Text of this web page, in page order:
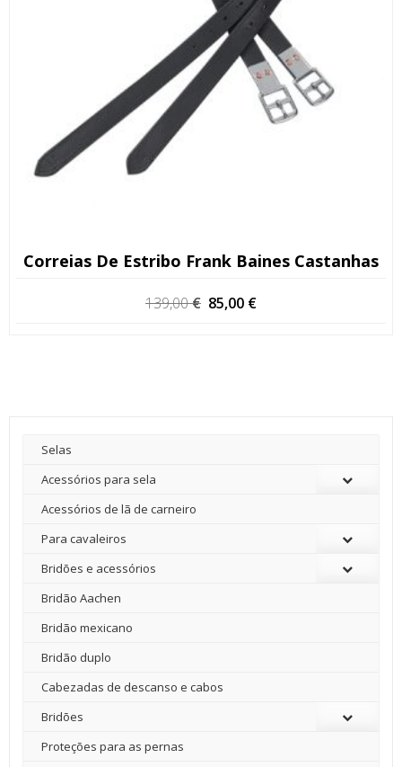
Correias De Estribo Frank Baines Castanhas
139,00€ O
85,00 €
Selas
Acessórios para sela
Acessórios de lã de carneiro
Para cavaleiros
Bridões e acessórios
Bridão Aachen
Bridão mexicano
Bridão duplo
Cabezadas de descanso e cabos
Bridões
Proteções para as pernas